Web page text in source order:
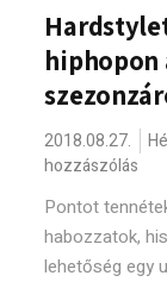
hiphopon
2018.08.27.
hozzászólás
Pontot
habozzatok,
lehetőség egy